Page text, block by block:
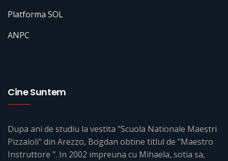
Cine Suntem
Dupa ani de studiu la vestita "Scuola Nationale Maestri
Pizzaioli" din Arezzo, Bogdan obtine titlul de "Maestro
Instruttore ". In 2002 impreuna cu Mihaela, sotia sa,
Platforma SOL
ANPC